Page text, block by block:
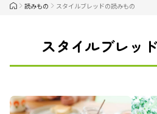
読みもの スタイルブレッドの読みもの
スタイルブレッ